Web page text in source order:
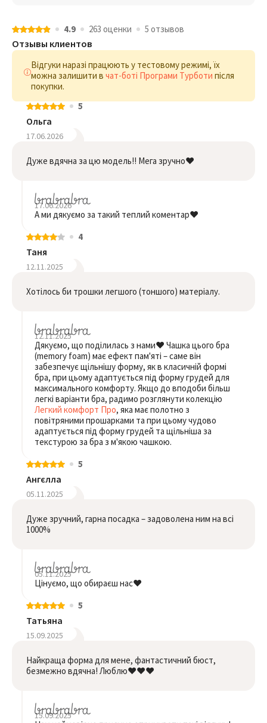
4.9 263 оценки 5 отзывов
Отзывы клиентов
Відгуки наразі працюють у тестовому режимі, їх
можна залишити в чат-боті Програми Турботи після
покупки.
5
Ольга
17.06.2026
Дуже вдячна за цю модель!! Мега зручно❤️
17.06.2026
А ми дякуємо за такий теплий коментар❤️
4
Таня
12.11.2025
Хотілось би трошки легшого (тоншого) матеріалу.
12.11.2025
Дякуємо, що поділилась з нами❤️ Чашка цього бра
(memory foam) має ефект пам'яті – саме він
забезпечує щільнішу форму, як в класичній формі
бра, при цьому адаптується під форму грудей для
максимального комфорту. Якщо до вподоби більш
легкі варіанти бра, радимо розглянути колекцію
Легкий комфорт Про, яка має полотно з
повітряними прошарками та при цьому чудово
адаптується під форму грудей та щільніша за
текстурою за бра з м'якою чашкою.
5
Ангєлла
05.11.2025
Дуже зручний, гарна посадка – задоволена ним на всі
1000%
05.11.2025
Цінуємо, що обираєш нас❤️
5
Татьяна
15.09.2025
Найкраща форма для мене, фантастичний бюст,
безмежно вдячна! Люблю❤️❤️❤️
15.09.2025